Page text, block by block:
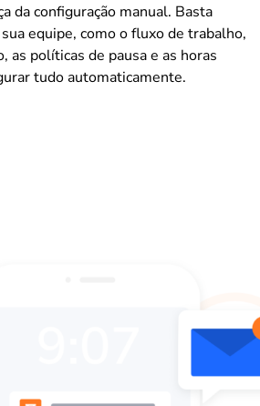
da configuração manual. Basta
equipe, como o fluxo de trabalho,
as políticas de pausa e as horas
tudo automaticamente.